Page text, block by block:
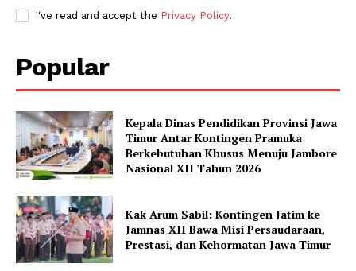
I've read and accept the Privacy Policy.
Popular
Kepala Dinas Pendidikan Provinsi Jawa
Timur Antar Kontingen Pramuka
Berkebutuhan Khusus Menuju Jambore
Nasional XII Tahun 2026
Kak Arum Sabil: Kontingen Jatim ke
Jamnas XII Bawa Misi Persaudaraan,
Prestasi, dan Kehormatan Jawa Timur